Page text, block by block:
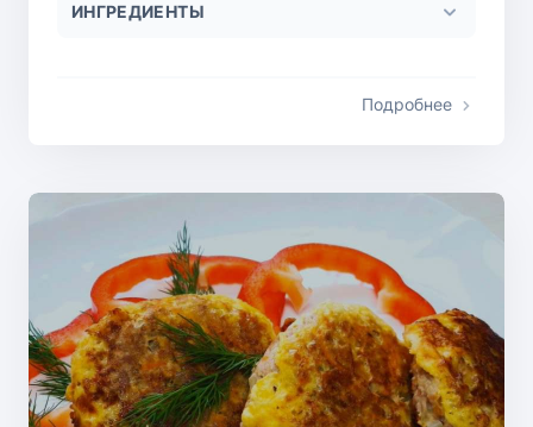
ИНГРЕДИЕНТЫ
Подробнее